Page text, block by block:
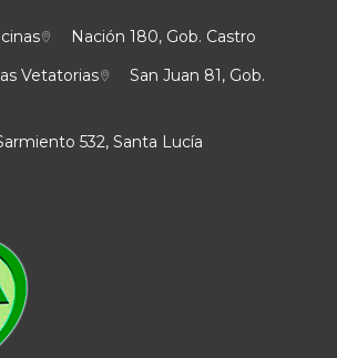
Nación 180, Gob. Castro
Vetatorias
San Juan 81, Gob.
532, Santa Lucía